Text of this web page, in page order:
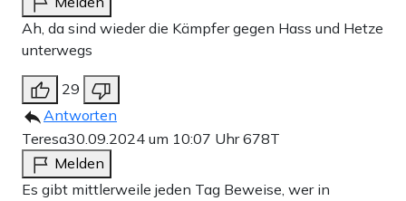
Ah, da sind wieder die Kämpfer gegen Hass und Hetze
unterwegs
29
Antworten
Teresa30.09.2024 um 10:07 Uhr678T
Melden
Es gibt mittlerweile jeden Tag Beweise, wer in